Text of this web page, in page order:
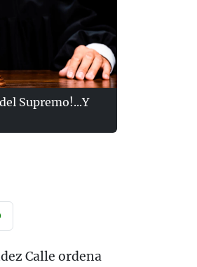
Supremo!...Y
Calle ordena